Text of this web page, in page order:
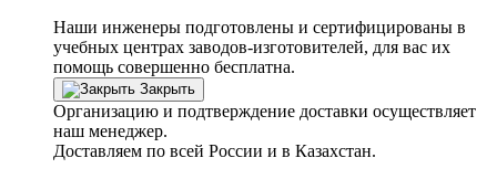
Наши инженеры подготовлены и сертифицированы в
учебных центрах заводов-изготовителей, для вас их
помощь совершенно бесплатна.
Закрыть
Организацию и подтверждение доставки осуществляет
наш менеджер.
Доставляем по всей России и в Казахстан.